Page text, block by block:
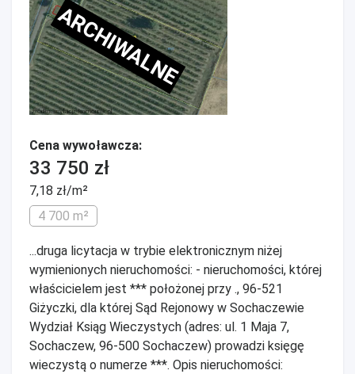
ARCHIWALNE
Cena wywoławcza:
33 750 zł
7,18 zł/m²
4 700 m²
...druga licytacja w trybie elektronicznym niżej
wymienionych nieruchomości: - nieruchomości, której
właścicielem jest *** położonej przy ., 96-521
Giżyczki, dla której Sąd Rejonowy w Sochaczewie
Wydział Ksiąg Wieczystych (adres: ul. 1 Maja 7,
Sochaczew, 96-500 Sochaczew) prowadzi księgę
wieczystą o numerze ***. Opis nieruchomości: